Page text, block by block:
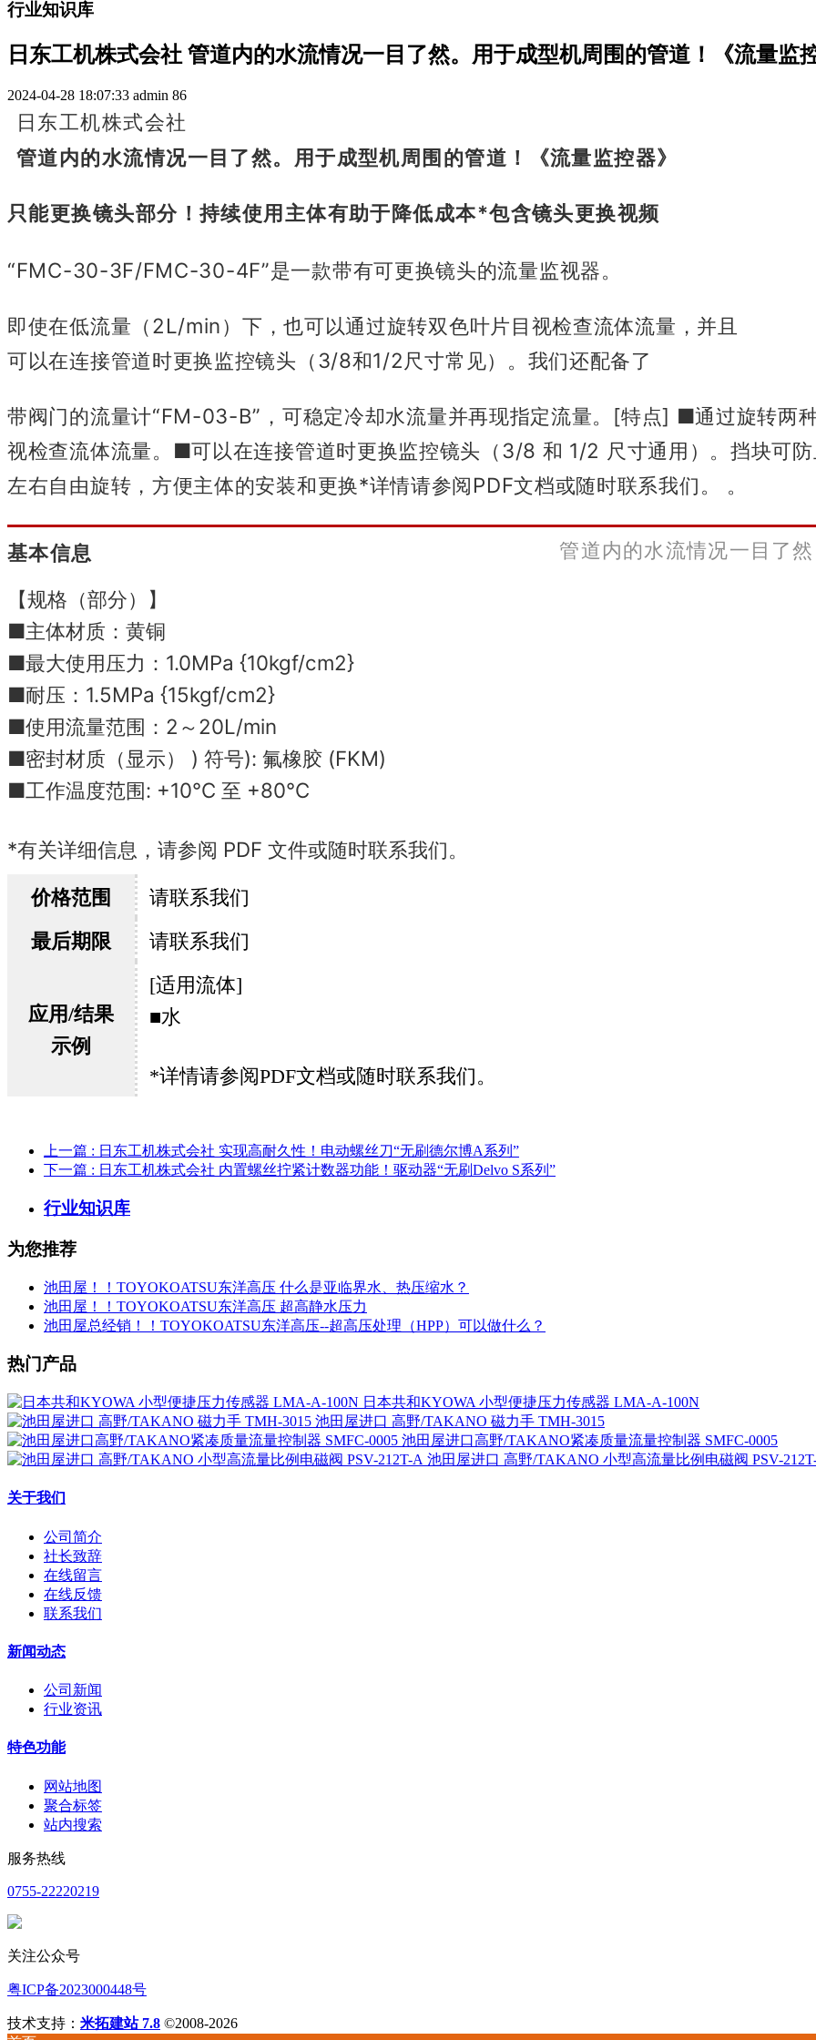
行业知识库
日东工机株式会社 管道内的水流情况一目了然。用于成型机周围的管道！《流量监
2024-04-28 18:07:33 admin 86
日东工机株式会社
管道内的水流情况一目了然。
用于成型机周围的管道！ 《流量监控器》
只能更换镜头部分！持续使用主体有助于降低成本*包含镜头更换视频
“FMC-30-3F/FMC-30-4F”是一款带有可更换镜头的流量监视器。
即使在低流量（2L/min）下，也可以通过旋转双色叶片目视检查流体流量，并且
可以在连接管道时更换监控镜头（3/8和1/2尺寸常见）。 我们还配备了
带阀门的流量计“FM-03-B”，可稳定冷却水流量并再现指定流量。 [特点] ■通过旋转两
视检查流体流量。 ■可以在连接管道时更换监控镜头（3/8 和 1/2 尺寸通用）。挡块可
左右自由旋转，方便主体的安装和更换*详情请参阅PDF文档或随时联系我们。 。
基本信息
管道内的水流情况一目了
【规格（部分）】
■主体材质：黄铜
■最大使用压力：1.0MPa {10kgf/cm2}
■耐压：1.5MPa {15kgf/cm2}
■使用流量范围：2～20L/min
■密封材质（显示） ) 符号): 氟橡胶 (FKM)
■工作温度范围: +10°C 至 +80°C
*有关详细信息，请参阅 PDF 文件或随时联系我们。
价格范围
请联系我们
最后期限
请联系我们
应用/结果
示例
[适用流体]
■水
*详情请参阅PDF文档或随时联系我们。
上一篇 : 日东工机株式会社 实现高耐久性！电动螺丝刀“无刷德尔博A系列”
下一篇 : 日东工机株式会社 内置螺丝拧紧计数器功能！驱动器“无刷Delvo S系列”
行业知识库
为您推荐
池田屋！！TOYOKOATSU东洋高压 什么是亚临界水、热压缩水？
池田屋！！TOYOKOATSU东洋高压 超高静水压力
池田屋总经销！！TOYOKOATSU东洋高压--超高压处理（HPP）可以做什么？
热门产品
日本共和KYOWA 小型便捷压力传感器 LMA-A-100N
池田屋进口 高野/TAKANO 磁力手 TMH-3015
池田屋进口高野/TAKANO紧凑质量流量控制器 SMFC-0005
池田屋进口 高野/TAKANO 小型高流量比例电磁阀 PSV-
关于我们
公司简介
社长致辞
在线留言
在线反馈
联系我们
新闻动态
公司新闻
行业资讯
特色功能
网站地图
聚合标签
站内搜索
服务热线
0755-22220219
关注公众号
粤ICP备2023000448号
技术支持： 米拓建站 7.8 ©2008-2026